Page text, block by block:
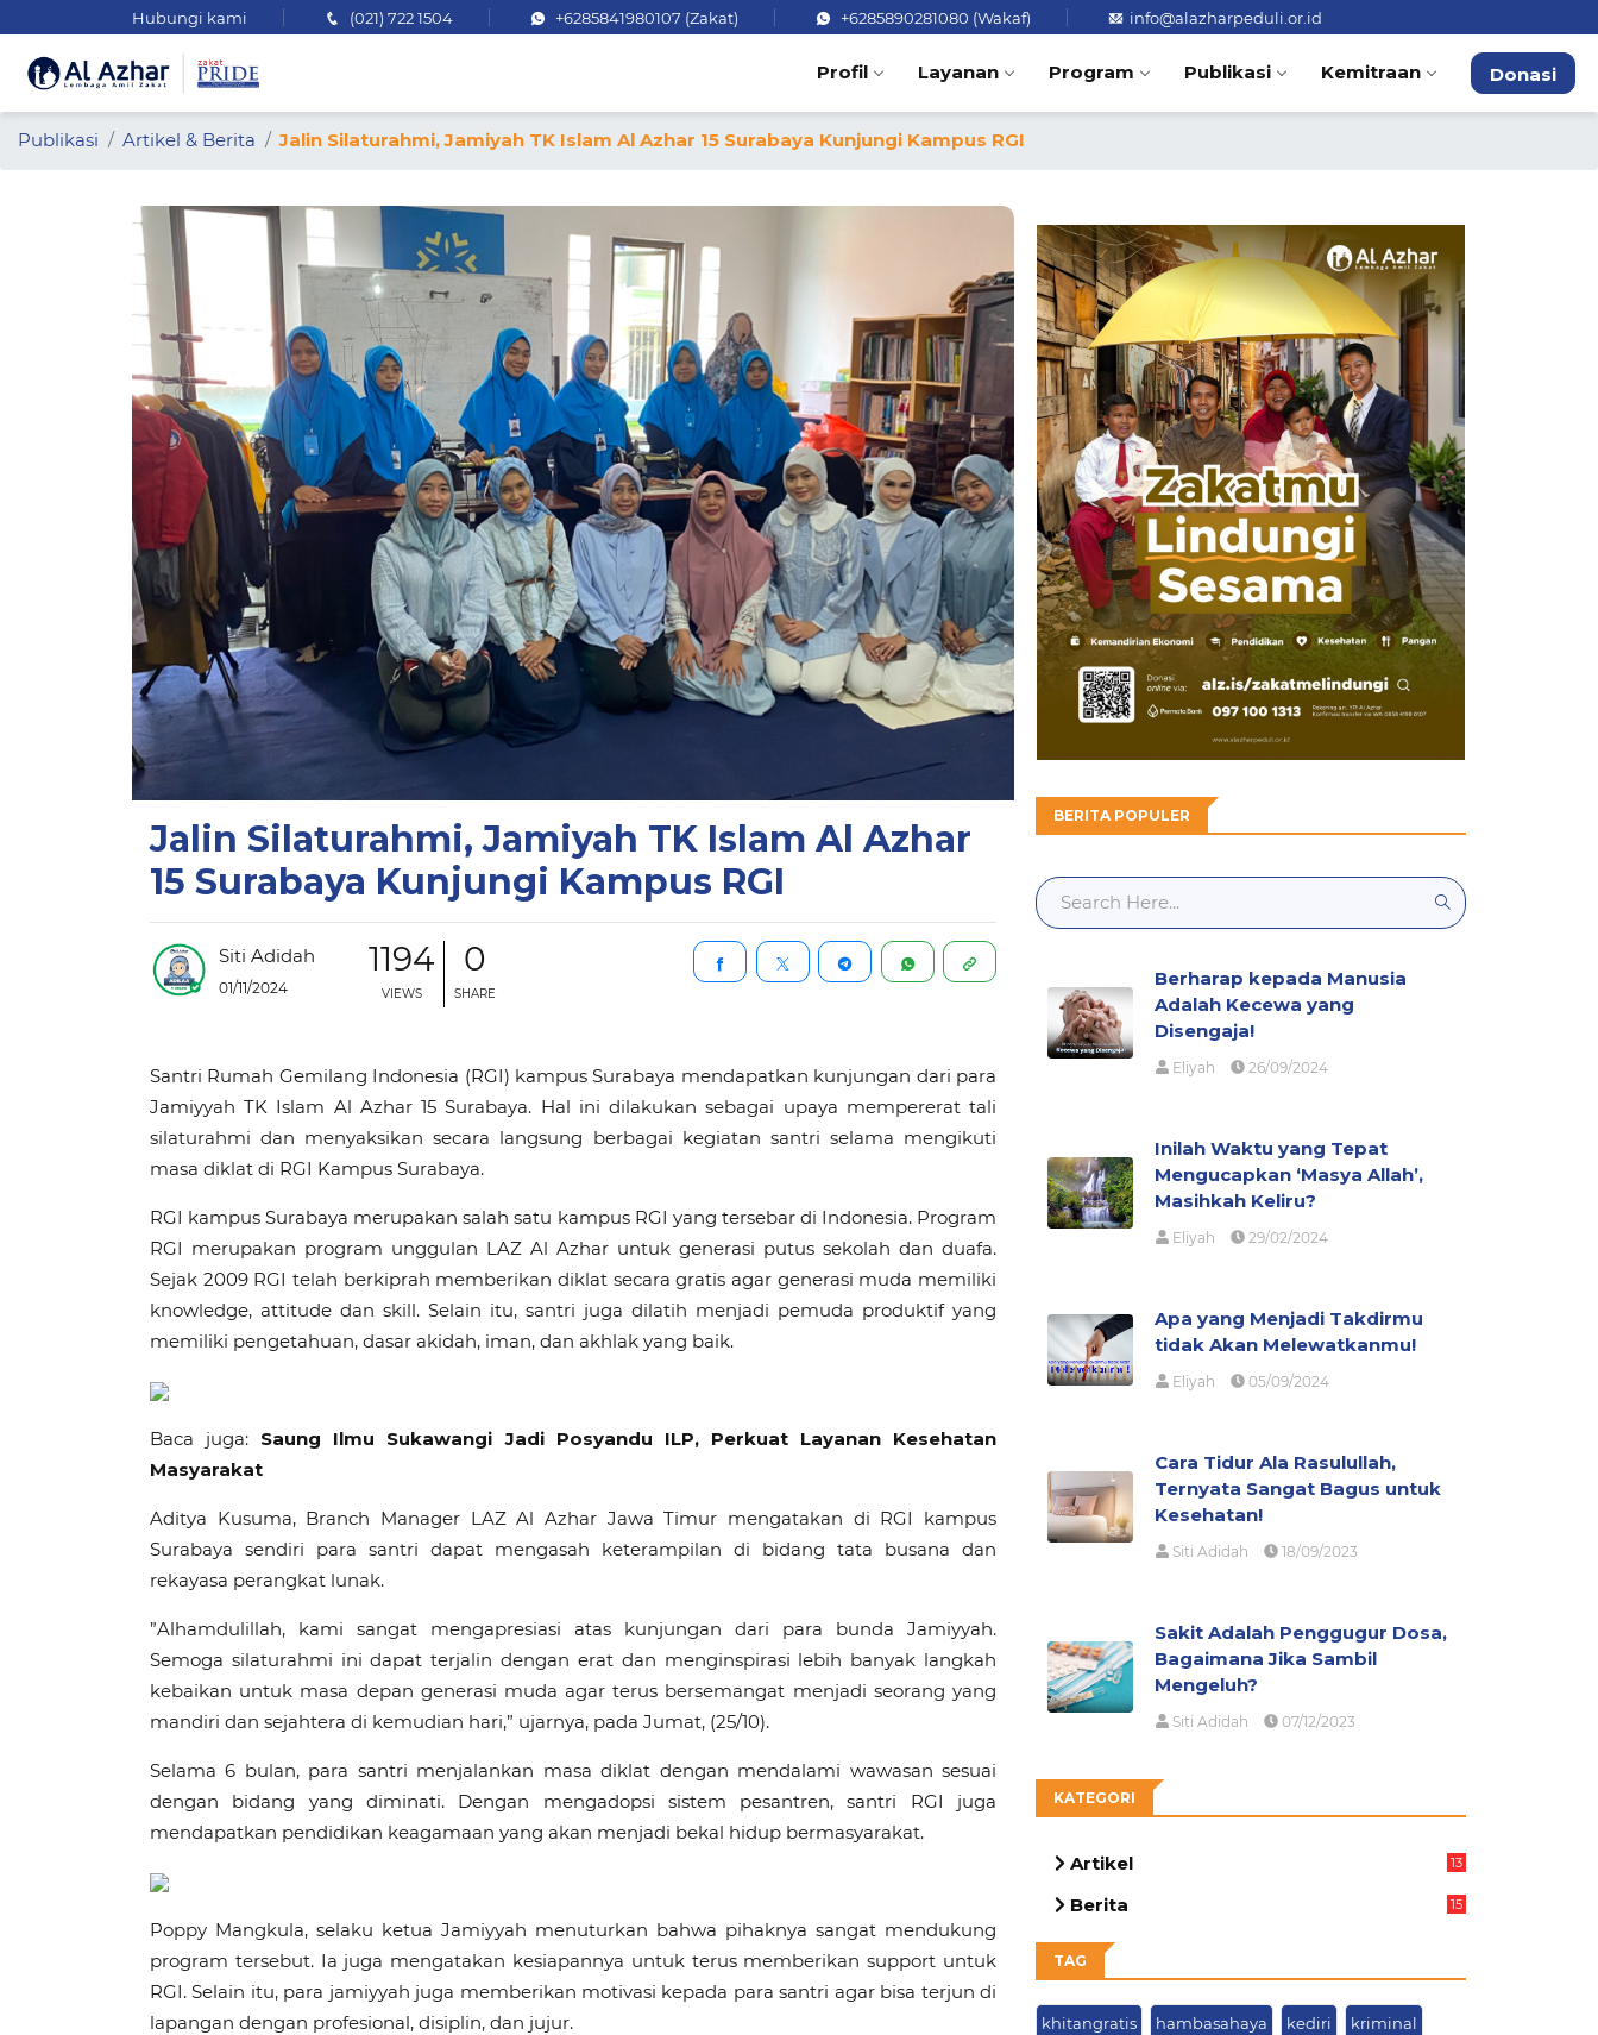
Hubungi kami (021) 722 1504 +6285841980107 (Zakat) +6285890281080 (Wakaf) info@alazharpeduli.or.id
Profil Layanan Program Publikasi Kemitraan Donasi
Publikasi Artikel & Berita Jalin Silaturahmi, Jamiyah TK Islam Al Azhar 15 Surabaya Kunjungi Kampus RGI
Jalin Silaturahmi, Jamiyah TK Islam Al Azhar
15 Surabaya Kunjungi Kampus RGI
Siti Adidah
01/11/2024
1194
VIEWS
0
SHARE
Santri Rumah Gemilang Indonesia (RGI) kampus Surabaya mendapatkan kunjungan dari para
Jamiyyah TK Islam Al Azhar 15 Surabaya. Hal ini dilakukan sebagai upaya mempererat tali
silaturahmi dan menyaksikan secara langsung berbagai kegiatan santri selama mengikuti
masa diklat di RGI Kampus Surabaya.
RGI kampus Surabaya merupakan salah satu kampus RGI yang tersebar di Indonesia. Program
RGI merupakan program unggulan LAZ Al Azhar untuk generasi putus sekolah dan duafa.
Sejak 2009 RGI telah berkiprah memberikan diklat secara gratis agar generasi muda memiliki
knowledge, attitude dan skill. Selain itu, santri juga dilatih menjadi pemuda produktif yang
memiliki pengetahuan, dasar akidah, iman, dan akhlak yang baik.
Baca juga: Saung Ilmu Sukawangi Jadi Posyandu ILP, Perkuat Layanan Kesehatan
Masyarakat
Aditya Kusuma, Branch Manager LAZ Al Azhar Jawa Timur mengatakan di RGI kampus
Surabaya sendiri para santri dapat mengasah keterampilan di bidang tata busana dan
rekayasa perangkat lunak.
”Alhamdulillah, kami sangat mengapresiasi atas kunjungan dari para bunda Jamiyyah.
Semoga silaturahmi ini dapat terjalin dengan erat dan menginspirasi lebih banyak langkah
kebaikan untuk masa depan generasi muda agar terus bersemangat menjadi seorang yang
mandiri dan sejahtera di kemudian hari,” ujarnya, pada Jumat, (25/10).
Selama 6 bulan, para santri menjalankan masa diklat dengan mendalami wawasan sesuai
dengan bidang yang diminati. Dengan mengadopsi sistem pesantren, santri RGI juga
mendapatkan pendidikan keagamaan yang akan menjadi bekal hidup bermasyarakat.
Poppy Mangkula, selaku ketua Jamiyyah menuturkan bahwa pihaknya sangat mendukung
program tersebut. Ia juga mengatakan kesiapannya untuk terus memberikan support untuk
RGI. Selain itu, para jamiyyah juga memberikan motivasi kepada para santri agar bisa terjun di
lapangan dengan profesional, disiplin, dan jujur.
BERITA POPULER
Berharap kepada Manusia
Adalah Kecewa yang
Disengaja!
Eliyah 26/09/2024
Inilah Waktu yang Tepat
Mengucapkan ‘Masya Allah’,
Masihkah Keliru?
Eliyah 29/02/2024
Apa yang Menjadi Takdirmu
tidak Akan Melewatkanmu!
Eliyah 05/09/2024
Cara Tidur Ala Rasulullah,
Ternyata Sangat Bagus untuk
Kesehatan!
Siti Adidah 18/09/2023
Sakit Adalah Penggugur Dosa,
Bagaimana Jika Sambil
Mengeluh?
Siti Adidah 07/12/2023
KATEGORI
Artikel
13
Berita
15
TAG
khitangratis hambasahaya kediri kriminal